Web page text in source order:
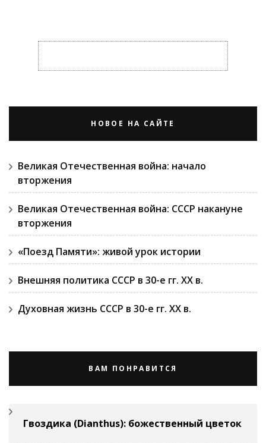
НОВОЕ НА САЙТЕ
Великая Отечественная война: начало
вторжения
Великая Отечественная война: СССР накануне
вторжения
«Поезд Памяти»: живой урок истории
Внешняя политика СССР в 30-е гг. ХХ в.
Духовная жизнь СССР в 30-е гг. ХХ в.
ВАМ ПОНРАВИТСЯ
Гвоздикa (Di­anthus): божественный цветок